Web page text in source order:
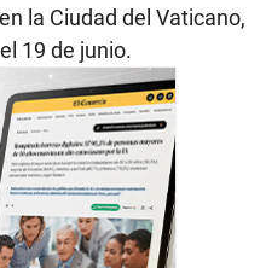
la Ciudad del Vaticano,
19 de junio.